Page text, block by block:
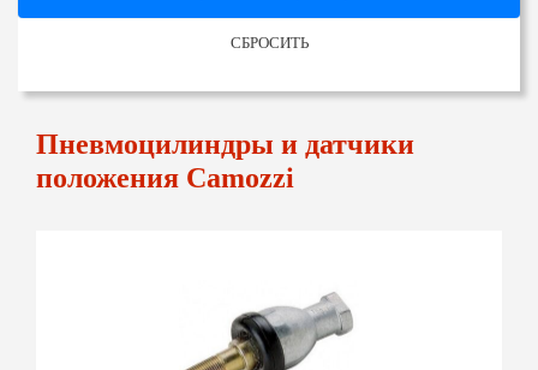
СБРОСИТЬ
Пневмоцилиндры и датчики
положения Camozzi